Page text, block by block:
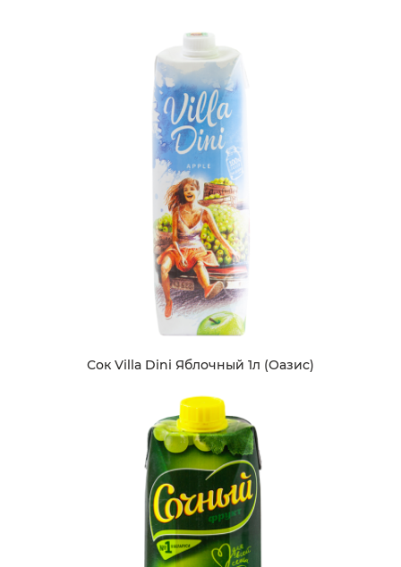
Сок Villa Dini Яблочный 1л (Оазис)